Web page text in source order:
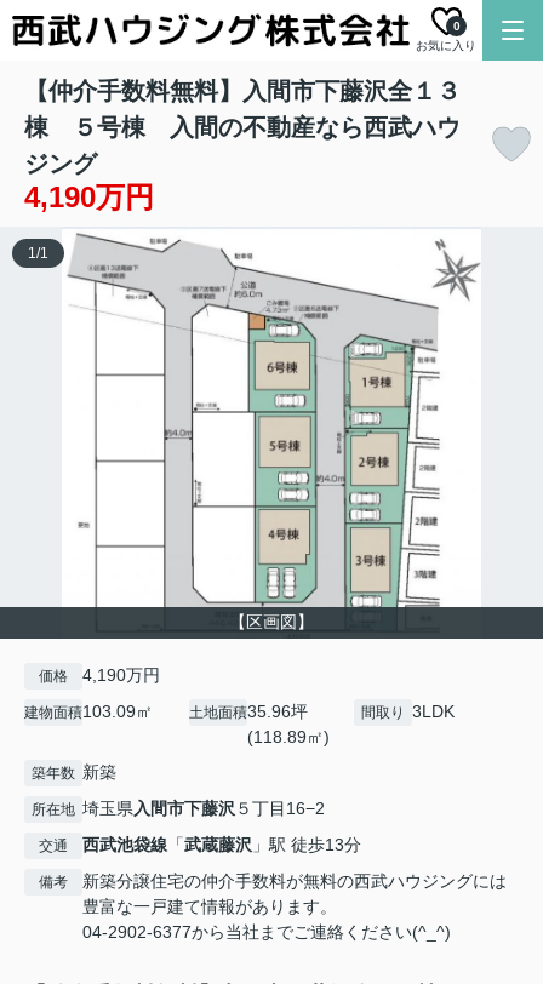
お気に入り
0
【仲介手数料無料】入間市下藤沢全１３
棟 ５号棟 入間の不動産なら西武ハウ
ジング
4,190万円
【区画図】
1/1
価格 4,190万円
建物面積103.09㎡ 土地面積35.96坪
(118.89㎡)
間取り 3LDK
築年数 新築
所在地 埼玉県入間市下藤沢５丁目16−2
交通 西武池袋線 「武蔵藤沢 」駅 徒歩13分
備考
新築分譲住宅の仲介手数料が無料の西武ハウジングには
豊富な一戸建て情報があります。
04-2902-6377から当社までご連絡ください(^_^)